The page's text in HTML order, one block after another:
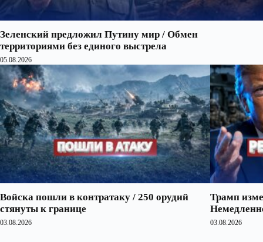
Зеленский предложил Путину мир / Обмен
территориями без единого выстрела
05.08.2026
Войска пошли в контратаку / 250 орудий
стянуты к границе
03.08.2026
Трамп
03.08.2026